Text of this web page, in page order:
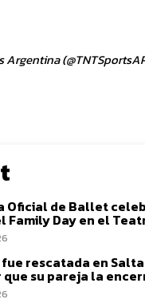
Argentina
Oficial de Ballet
Family Day en el
fue rescatada en
su pareja la